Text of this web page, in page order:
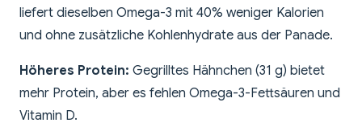
liefert dieselben Omega-3 mit 40% weniger Kalorien
und ohne zusätzliche Kohlenhydrate aus der Panade.
Höheres Protein: Gegrilltes Hähnchen (31 g) bietet
mehr Protein, aber es fehlen Omega-3-Fettsäuren und
Vitamin D.